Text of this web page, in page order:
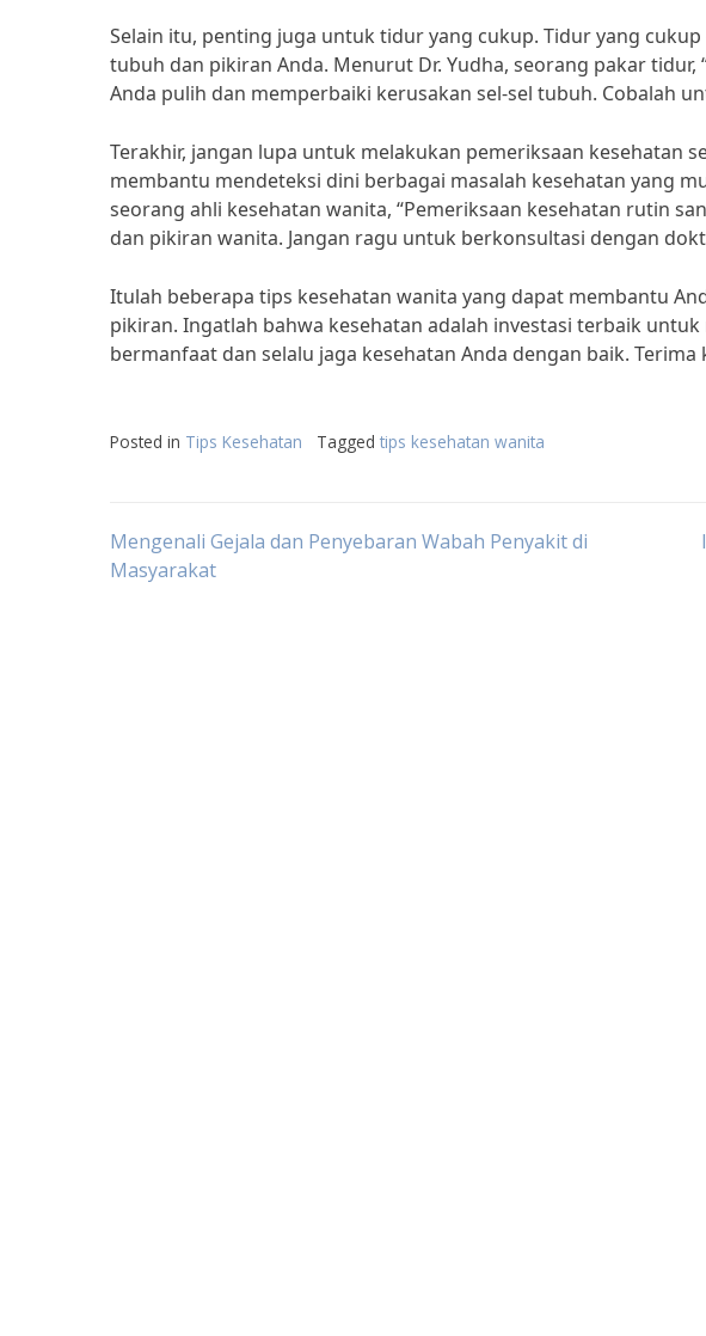
Selain itu, penting juga untuk tidur yang cukup. Tidur yang
tubuh dan pikiran Anda. Menurut Dr. Yudha, seorang pakar
Anda pulih dan memperbaiki kerusakan sel-sel tubuh. Cobalah
Terakhir, jangan lupa untuk melakukan pemeriksaan kesehatan
membantu mendeteksi dini berbagai masalah kesehatan yang
seorang ahli kesehatan wanita, “Pemeriksaan kesehatan rutin
dan pikiran wanita. Jangan ragu untuk berkonsultasi dengan
Itulah beberapa tips kesehatan wanita yang dapat membantu
pikiran. Ingatlah bahwa kesehatan adalah investasi terbaik
bermanfaat dan selalu jaga kesehatan Anda dengan baik. Terima
Posted in Tips Kesehatan Tagged tips kesehatan wanita
Post
Mengenali Gejala dan Penyebaran Wabah Penyakit di
Masyarakat